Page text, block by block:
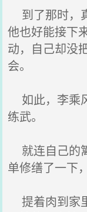
到了那时，
他也好能接下
动，自己却没
会。
如此，李乘
练武。
就连自己的
单修缮了一下
提着肉到家